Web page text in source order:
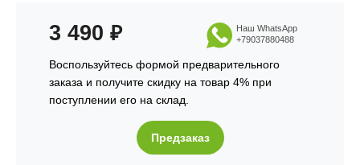
3 490 ₽
Воспользуйтесь формой предварительного
заказа и получите скидку на товар 4% при
поступлении его на склад.
Наш WhatsApp
+79037880488
Предзаказ